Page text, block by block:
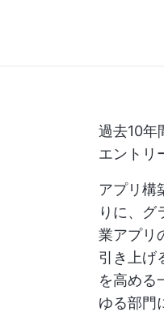
過去10年
エントリ
アプリ構
りに、グ
業アプリ
引き上げ
を高める
ゆる部門